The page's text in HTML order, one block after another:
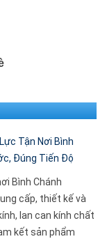
Tận Nơi Bình
Đúng Tiến Độ
Bình Chánh
cấp, thiết kế và
lan can kính chất
kết sản phẩm